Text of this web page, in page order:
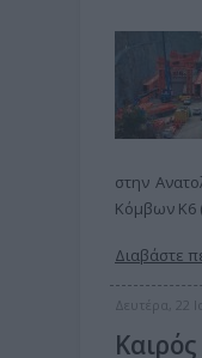
στην
Κόμβων Κ6
Διαβάστε
Δευτέρα, 22